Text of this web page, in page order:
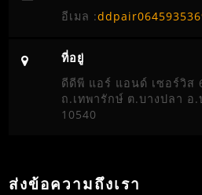
อีเมล :
ที่อยู่
ดีดีพี แอร์ แอนด์ เซอร์วิส
ถ.เทพารักษ์ ต.บางปลา อ
10540
ส่งข้อความถึงเรา